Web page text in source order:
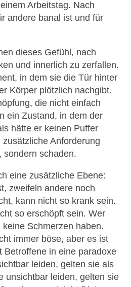
Arbeitstag. Nach
andere banal ist und für
dieses Gefühl, nach
und innerlich zu zerfallen.
in dem sie die Tür hinter
Körper plötzlich nachgibt.
die nicht einfach
ein Zustand, in dem der
hätte er keinen Puffer
Anforderung
sondern schaden.
eine zusätzliche Ebene:
zweifeln andere noch
kann nicht so krank sein.
so erschöpft sein. Wer
Schmerzen haben.
immer böse, aber es ist
Betroffene in eine paradoxe
leiden, gelten sie als
unsichtbar leiden, gelten sie